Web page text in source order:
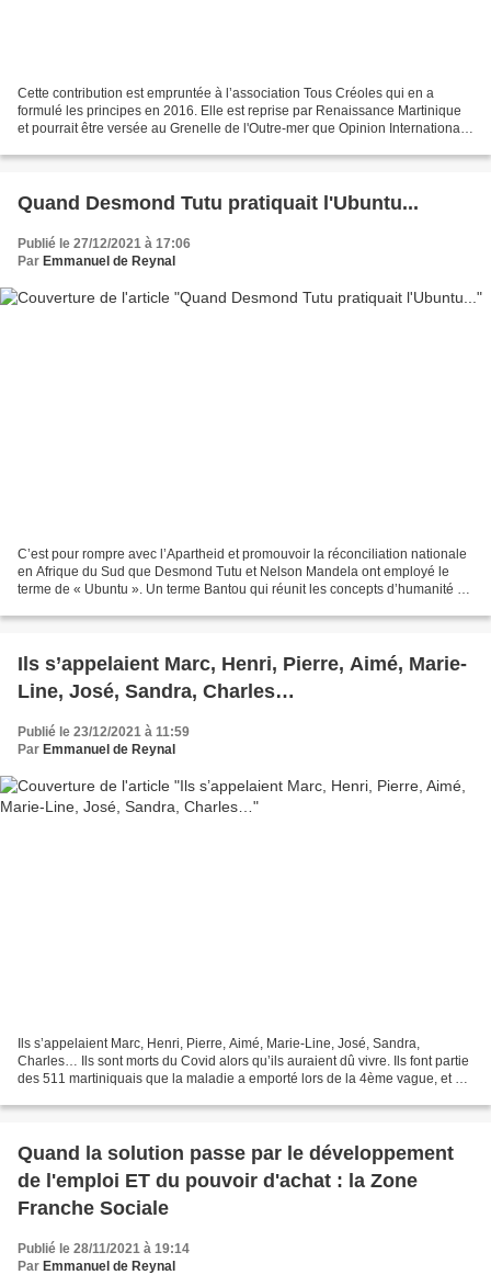
Cette contribution est empruntée à l’association Tous Créoles qui en a
formulé les principes en 2016. Elle est reprise par Renaissance Martinique
et pourrait être versée au Grenelle de l'Outre-mer que Opinion Internationale
Quand Desmond Tutu pratiquait l'Ubuntu...
Publié le 27/12/2021 à 17:06
Par Emmanuel de Reynal
C’est pour rompre avec l’Apartheid et promouvoir la réconciliation nationale
en Afrique du Sud que Desmond Tutu et Nelson Mandela ont employé le
terme de « Ubuntu ». Un terme Bantou qui réunit les concepts d’humanité et
Ils s’appelaient Marc, Henri, Pierre, Aimé, Marie-
Line, José, Sandra, Charles…
Publié le 23/12/2021 à 11:59
Par Emmanuel de Reynal
Ils s’appelaient Marc, Henri, Pierre, Aimé, Marie-Line, José, Sandra,
Charles… Ils sont morts du Covid alors qu’ils auraient dû vivre. Ils font partie
des 511 martiniquais que la maladie a emporté lors de la 4ème vague, et qui
Quand la solution passe par le développement
de l'emploi ET du pouvoir d'achat : la Zone
Franche Sociale
Publié le 28/11/2021 à 19:14
Par Emmanuel de Reynal